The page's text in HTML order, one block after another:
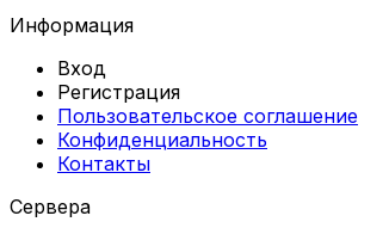
Информация
Вход
Регистрация
Пользовательское соглашение
Конфиденциальность
Контакты
Сервера